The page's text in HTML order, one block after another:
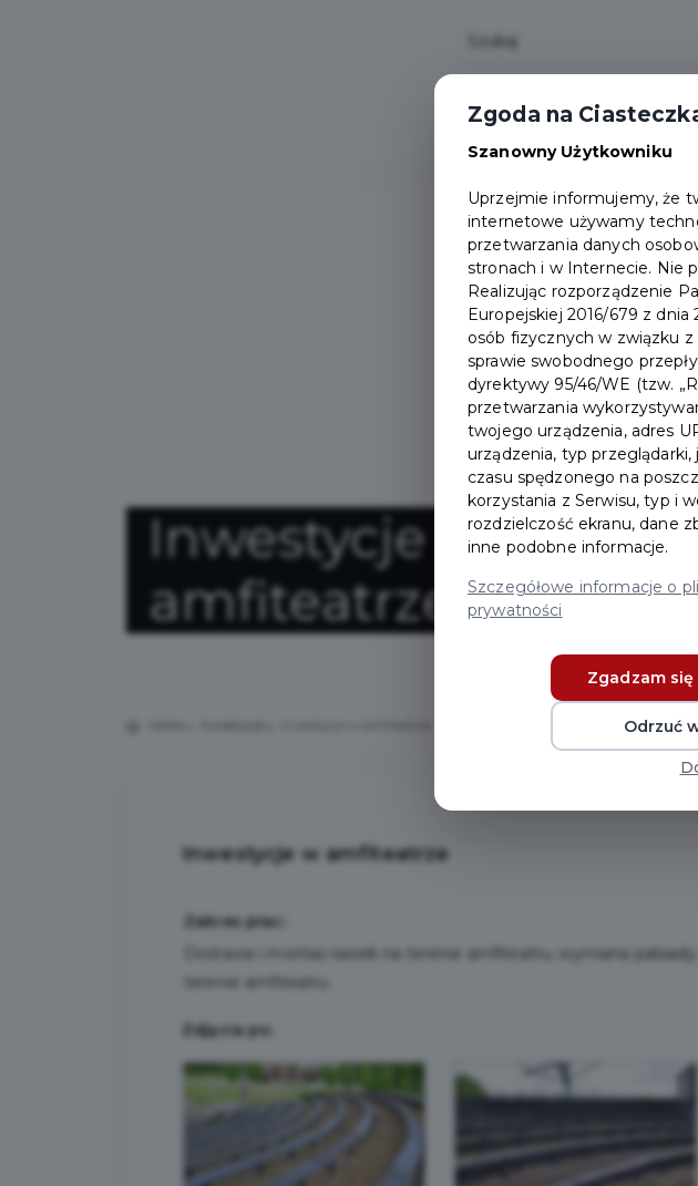
Inwestycje w
amfiteatrze
Inwestycje w amfiteatrze
Zakres prac:
Dostawa i montaż ławek na terenie amfiteatru, wymiana
terenie amfiteatru.
Zdjęcia po:
Zgoda na
Szanowny Użytkowniku
Uprzejmie informujemy, że
internetowe używamy
przetwarzania danych
stronach i w Internecie. Nie
Realizując rozporządzenie
Europejskiej 2016/679 z
osób fizycznych w związku
sprawie swobodnego
dyrektywy 95/46/WE (tzw.
przetwarzania
twojego urządzenia, adres
urządzenia, typ przeglądarki,
czasu spędzonego na
korzystania z Serwisu, typ i
rozdzielczość ekranu, dane
inne podobne informacje.
Szczegółowe informacje o
prywatności
Zgadzam
Odrzuć